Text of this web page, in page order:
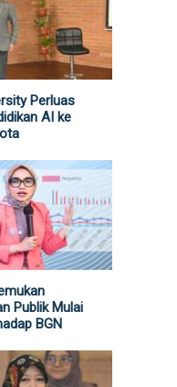
Perluas
AI ke
Publik Mulai
BGN